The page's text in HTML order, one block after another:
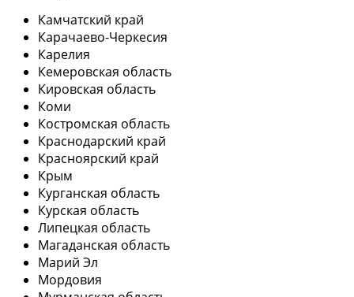
Камчатский край
Карачаево-Черкесия
Карелия
Кемеровская область
Кировская область
Коми
Костромская область
Краснодарский край
Красноярский край
Крым
Курганская область
Курская область
Липецкая область
Магаданская область
Марий Эл
Мордовия